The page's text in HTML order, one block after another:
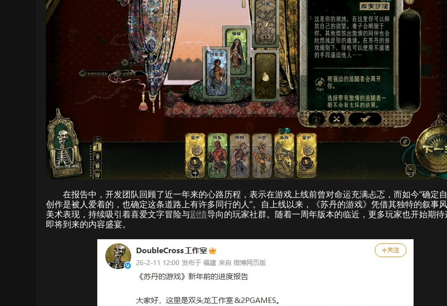
在报告中，开发团队回顾了近一年来的心路历程，表示在游戏上线前曾对命运充满忐忑，而如今“确定
创作是被人爱着的，也确定这条道路上有许多同行的人”。自上线以来，《苏丹的游戏》凭借其独特的叙事
美术表现，持续吸引着喜爱文字冒险与剧情导向的玩家社群。随着一周年版本的临近，更多玩家也开始期待
即将到来的内容盛宴。